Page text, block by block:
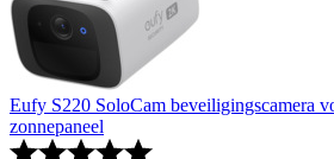
Eufy S220 SoloCam beveiligingscamera
zonnepaneel